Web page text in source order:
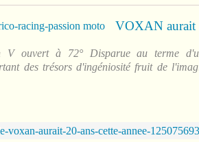
V ouvert à 72° Disparue au terme
des trésors d'ingéniosité fruit de
aurait-20-ans-cette-annee-